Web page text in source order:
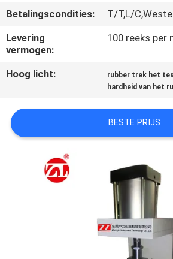
OM EEN
CITAAT
VR
SHOW
SITEMAP
Betalingscondities:
T/T,L/
Levering
vermogen:
100 reeks per
Hoog licht: rubber trek het
hardheid van het
BESTE PRIJS